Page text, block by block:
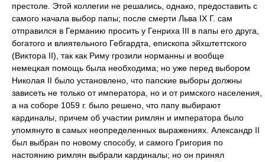
престоле. Этой коллегии не решались, однако, предоставить с
самого начала выбор папы; после смерти Льва IX Г. сам
отправился в Германию просить у Генриха III в папы его друга,
богатого и влиятельного Гебгардта, епископа эйхштеттского
(Виктора II), так как Риму грозили норманны и вообще
немецкая помощь была необходима; но уже перед выбором
Николая II было установлено, что папские выборы должны
зависеть не только от императора, но и от римского населения,
а на соборе 1059 г. было решено, что папу выбирают
кардиналы, причем об участии римлян и императора было
упомянуто в самых неопределенных выражениях. Александр II
был выбран по новому способу, и самого Григория по
настоянию римлян выбрали кардиналы; но он принял